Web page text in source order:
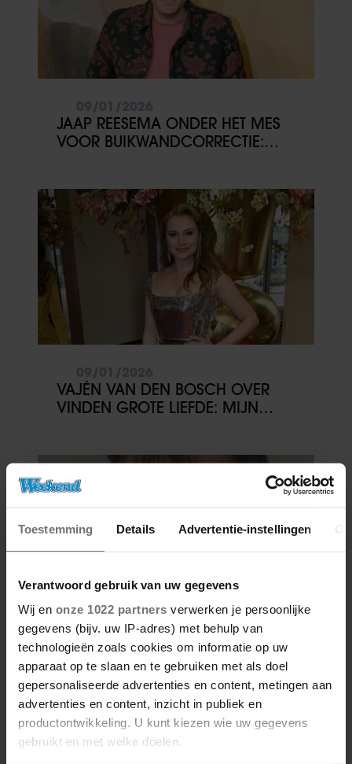
Toestemming Details Advertentie-instellingen
Verantwoord gebruik van uw gegevens
Wij en onze 1022 partners verwerken je persoonlijke
gegevens (bijv. uw IP-adres) met behulp van
technologieën zoals cookies om informatie op uw
apparaat op te slaan en te gebruiken met als doel
gepersonaliseerde advertenties en content, metingen aan
advertenties en content, inzicht in publiek en
productontwikkeling. U kunt kiezen wie uw gegevens
gebruikt en met welke doelen.
JAAP REESEMA ONDER HET MES
VOOR BUIKWANDCORRECTIE:
VAJÈN VAN DEN BOSCH OVER
VINDEN GROTE LIEFDE: MIJN
02/01/2026
RAAD DE BN’ER: WIE STAAT ER OP
DEZE JEUGDFOTO?